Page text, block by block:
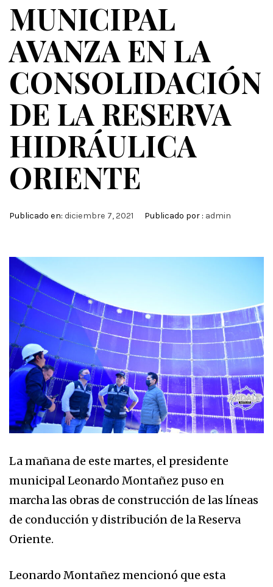
MUNICIPAL
AVANZA EN LA
CONSOLIDACIÓN
DE LA RESERVA
HIDRÁULICA
ORIENTE
Publicado en: diciembre 7, 2021 Publicado por : admin
La mañana de este martes, el presidente
municipal Leonardo Montañez puso en
marcha las obras de construcción de las líneas
de conducción y distribución de la Reserva
Oriente.
Leonardo Montañez mencionó que esta